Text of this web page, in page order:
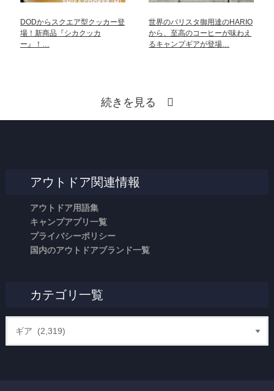
DODからスクエア型クッカー登
場！新商品『シカクッカ
ー』！…
世界のバリスタ御用達のHARIO
から、至高のコーヒーが味わえ
るキャンプギアが登場…
続きを見る
アウトドア関連情報
アウトドア用語集
キャンプアプリ一覧
プライバシーポリシー
国内のアウトドアブランド一覧
カテゴリ一覧